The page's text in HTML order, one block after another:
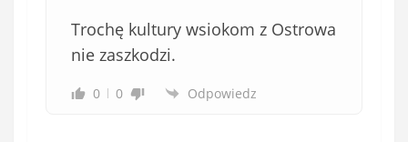
Trochę kultury wsiokom z Ostrowa
nie zaszkodzi.
0 0 Odpowiedz